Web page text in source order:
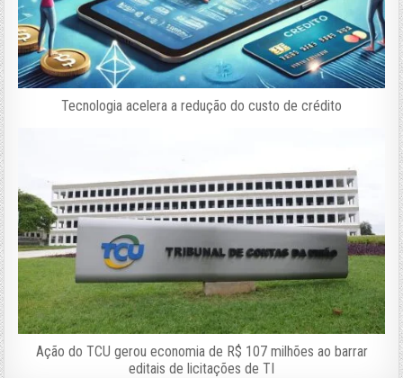
Tecnologia acelera a redução do custo de crédito
Ação do TCU gerou economia de R$ 107 milhões ao barrar
editais de licitações de TI